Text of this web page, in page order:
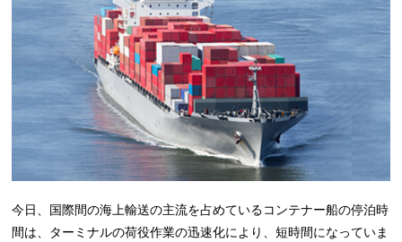
今日、国際間の海上輸送の主流を占めているコンテナー船の停泊時
間は、ターミナルの荷役作業の迅速化により、短時間になっていま